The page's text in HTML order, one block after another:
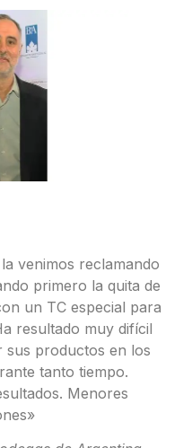
venimos reclamando
primero la quita de
un TC especial para
resultado muy difícil
sus productos en los
tanto tiempo.
Menores